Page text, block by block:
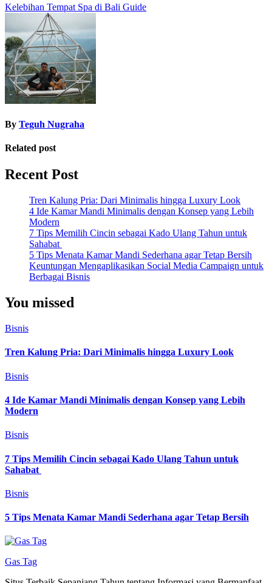
Post
navigation
Kelebihan Tempat Spa di Bali Guide
By Teguh Nugraha
Related post
Recent Post
Tren Kalung Pria: Dari Minimalis hingga Luxury Look
4 Ide Kamar Mandi Minimalis dengan Konsep yang Lebih
Modern
7 Tips Memilih Cincin sebagai Kado Ulang Tahun untuk
Sahabat
5 Tips Menata Kamar Mandi Sederhana agar Tetap Bersih
Keuntungan Mengaplikasikan Social Media Campaign untuk
Berbagai Bisnis
You missed
Bisnis
Tren Kalung Pria: Dari Minimalis hingga Luxury Look
Bisnis
4 Ide Kamar Mandi Minimalis dengan Konsep yang Lebih
Modern
Bisnis
7 Tips Memilih Cincin sebagai Kado Ulang Tahun untuk
Sahabat
Bisnis
5 Tips Menata Kamar Mandi Sederhana agar Tetap Bersih
Gas Tag